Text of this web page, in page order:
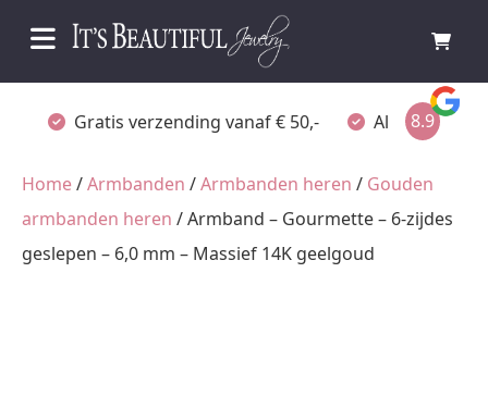
Gratis verzending vanaf € 50,- Altijd verpakt
8.9
Home/Armbanden /Armbanden heren / Gouden
armbanden heren / Armband – Gourmette – 6-zijdes
geslepen – 6,0 mm – Massief 14K geelgoud